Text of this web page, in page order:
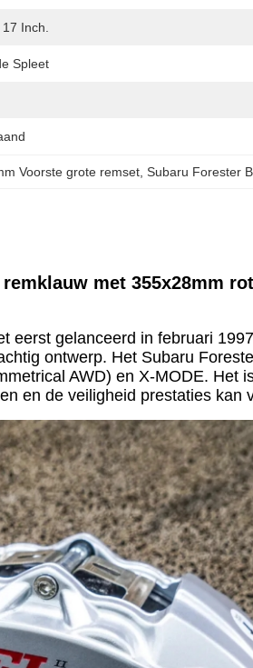
Inch.
Spleet
Voorste grote remset , Subaru Forester
met 355x28mm
eerst gelanceerd in februari
ontwerp. Het Subaru
AWD) en X-MODE.
en de veiligheid prestaties kan